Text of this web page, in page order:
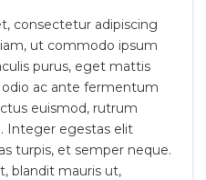
consectetur adipiscing
ut commodo ipsum
purus, eget mattis
ac ante fermentum
euismod, rutrum
Integer egestas elit
turpis, et semper neque.
blandit mauris ut,